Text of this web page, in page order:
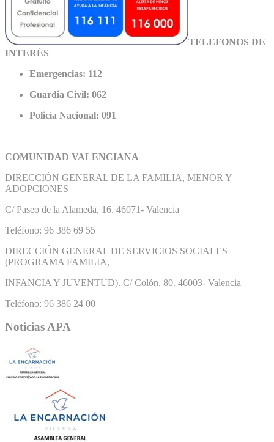
TELEFONOS DE
INTERÉS
Emergencias: 112
Guardia Civil: 062
Policía Nacional: 091
COMUNIDAD VALENCIANA
DIRECCIÓN GENERAL DE LA FAMILIA, MENOR Y
ADOPCIONES
C/ Paseo de la Alameda, 16. 46071- Valencia
Teléfono: 96 386 69 55
DIRECCIÓN GENERAL DE SERVICIOS SOCIALES
(PROGRAMA FAMILIA,
INFANCIA Y JUVENTUD). C/ Colón, 80. 46003- Valencia
Teléfono: 96 386 24 00
Noticias APA